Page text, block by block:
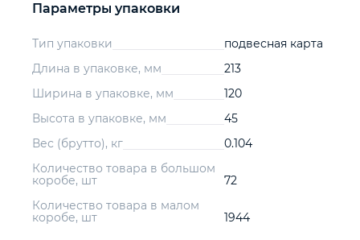
Параметры упаковки
Тип упаковки
подвесная карта
Длина в упаковке, мм
213
Ширина в упаковке, мм
120
Высота в упаковке, мм
45
Вес (брутто), кг
0.104
Количество товара в большом
коробе, шт
72
Количество товара в малом
коробе, шт
1944